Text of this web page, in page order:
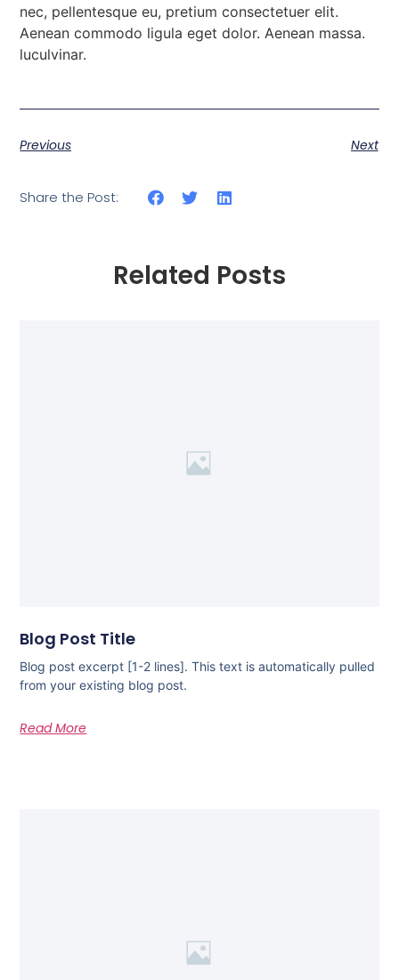
nec, pellentesque eu, pretium consectetuer elit.
Aenean commodo ligula eget dolor. Aenean massa.
luculvinar.
Previous Next
Share the Post:
Related Posts
Blog Post Title
Blog post excerpt [1-2 lines]. This text is automatically pulled
from your existing blog post.
Read More